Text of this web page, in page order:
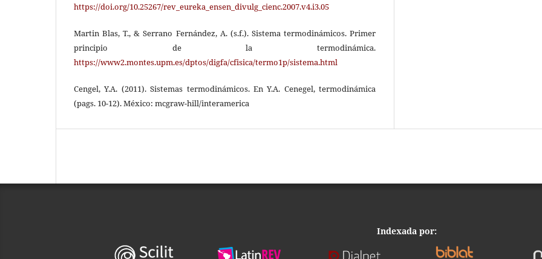
https://doi.org/10.25267/rev_eureka_ensen_divulg_cienc.2007.v4.i3.05
Martin Blas, T., & Serrano Fernández, A. (s.f.). Sistema termodinámicos. Primer
principio de la termodinámica.
https://www2.montes.upm.es/dptos/digfa/cfisica/termo1p/sistema.html
Cengel, Y.A. (2011). Sistemas termodinámicos. En Y.A. Cenegel, termodinámica
(pags. 10-12). México: mcgraw-hill/interamerica
Indexada por: